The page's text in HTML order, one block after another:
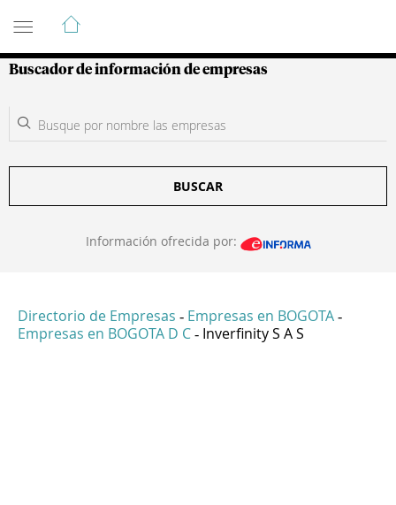
Guía de Empresas Colombianas
Buscador de información de empresas
BUSCAR
Información ofrecida por:
Directorio de Empresas - Empresas en BOGOTA -
Empresas en BOGOTA D C - Inverfinity S A S